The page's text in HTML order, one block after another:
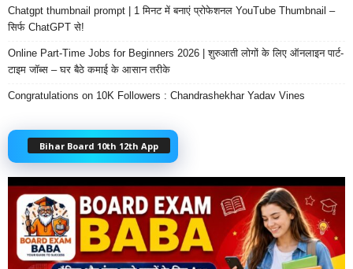
Chatgpt thumbnail prompt | 1 मिनट में बनाएं प्रोफेशनल YouTube Thumbnail –
सिर्फ ChatGPT से!
Online Part-Time Jobs for Beginners 2026 | शुरुआती लोगों के लिए ऑनलाइन पार्ट-
टाइम जॉब्स – घर बैठे कमाई के आसान तरीके
Congratulations on 10K Followers : Chandrashekhar Yadav Vines
Bihar Board 10th 12th App